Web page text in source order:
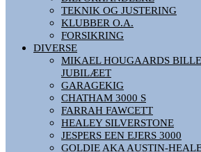
TEKNIK OG JUSTERING
KLUBBER O.A.
FORSIKRING
DIVERSE
MIKAEL HOUGAARDS
JUBILÆET
GARAGEKIG
CHATHAM 3000 S
FARRAH FAWCETT
HEALEY SILVERSTONE
JESPERS EEN EJERS 3000
GOLDIE AKA AUSTIN-